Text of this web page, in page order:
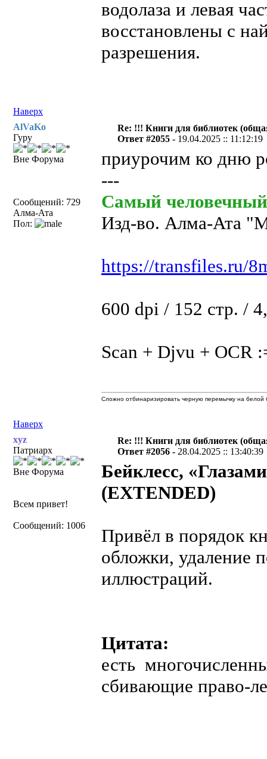
водолаза и левая
восстановлены с
разрешения.
Наверх
AlVaKo
Гуру
Вне Форума
Сообщений: 729
Алма-Ата
Пол:
Re: !!! Книги для библиотек
Ответ #2055 - 19.04.2025 :: 11:12:19
приурочим ко дню
---
Самый
Изд-во. Алма-Ата
https://transfiles.ru/
600 dpi / 152 стр. /
Scan + Djvu + OCR
Наверх
Сложно отбинаризировать черную перемычку на белой
xyz
Патриарх
Вне Форума
Всем привет!
Сообщений: 1006
Re: !!! Книги для библиотек
Ответ #2056 - 28.04.2025 :: 13:40:39
Бейклесс,
(EXTENDED)
Привёл в порядок
обложки, удаление
иллюстраций.
Цитата:
есть
сбивающие право-